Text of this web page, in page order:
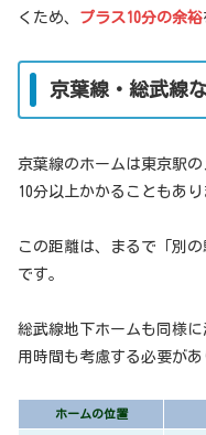
くため、 プラス10分の余裕
京葉線・総武線
京葉線のホームは東京駅
10分以上かかることもあり
この距離は、まるで「別
です。
総武線地下ホームも同様
用時間も考慮する必要があ
ホームの位置